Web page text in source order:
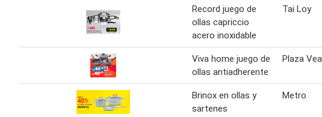
Record juego de
ollas capriccio
acero inoxidable
Tai Loy
Viva home juego de
ollas antiadherente
Plaza Vea
Brinox en ollas y
sartenes
Metro